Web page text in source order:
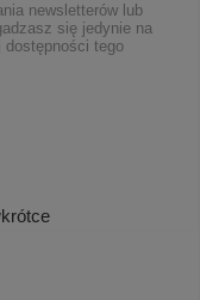
newsletterów lub
się jedynie na
dostępności tego